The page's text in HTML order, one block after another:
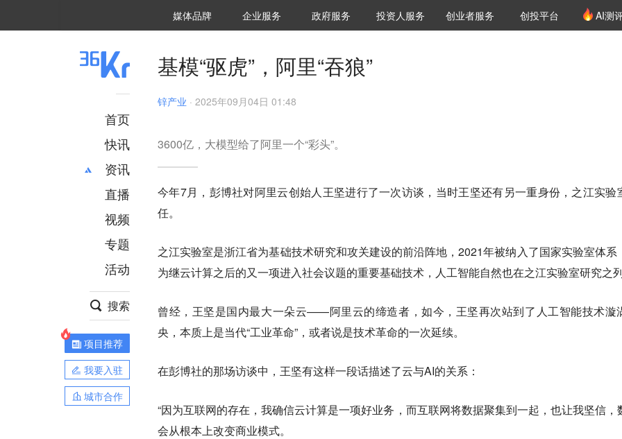
媒体品牌 36Kr研究院
企业服务 城市之窗
政府服务 VClub投资机构库
投资机构职位推介
投资人服务 创投氪堂
创业者服务 创投平台 AI测
首页
快讯
资讯
推荐
财经
项目推荐
安徽
直播
视频
专题
活动
搜索
项目推荐
我要入驻
城市合作
基模“驱虎”，阿里“吞狼”
锌产业 · 2025年09月04日 01:48
3600亿，大模型给了阿里一个“彩头”。
今年7月，彭博社对阿里云创始人王坚进行了一次访谈，当时王坚还有另一重身份，之江实验
任。
之江实验室是浙江省为基础技术研究和攻关建设的前沿阵地，2021年被纳入了国家实验室体系
为继云计算之后的又一项进入社会议题的重要基础技术，人工智能自然也在之江实验室研究之
曾经，王坚是国内最大一朵云——阿里云的缔造者，如今，王坚再次站到了人工智能技术漩
央，本质上是当代“工业革命”，或者说是技术革命的一次延续。
在彭博社的那场访谈中，王坚有这样一段话描述了云与AI的关系：
“因为互联网的存在，我确信云计算是一项好业务 ，而互联网将数据聚集到一起，也让我坚信，
会从根本上改变商业模式。